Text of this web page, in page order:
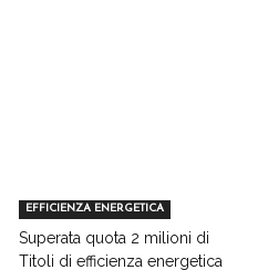
EFFICIENZA ENERGETICA
Superata quota 2 milioni di
Titoli di efficienza energetica